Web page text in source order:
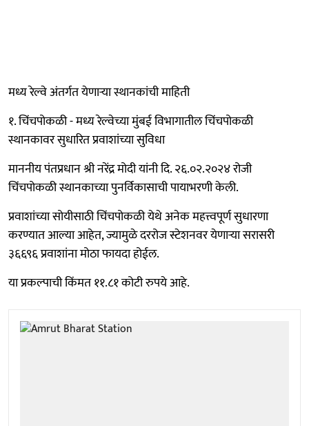
मध्य रेल्वे अंतर्गत येणाऱ्या स्थानकांची माहिती
१. चिंचपोकळी - मध्य रेल्वेच्या मुंबई विभागातील चिंचपोकळी
स्थानकावर सुधारित प्रवाशांच्या सुविधा
माननीय पंतप्रधान श्री नरेंद्र मोदी यांनी दि. २६.०२.२०२४ रोजी
चिंचपोकळी स्थानकाच्या पुनर्विकासाची पायाभरणी केली.
प्रवाशांच्या सोयीसाठी चिंचपोकळी येथे अनेक महत्त्वपूर्ण सुधारणा
करण्यात आल्या आहेत, ज्यामुळे दररोज स्टेशनवर येणाऱ्या सरासरी
३६६९६ प्रवाशांना मोठा फायदा होईल.
या प्रकल्पाची किंमत ११.८१ कोटी रुपये आहे.